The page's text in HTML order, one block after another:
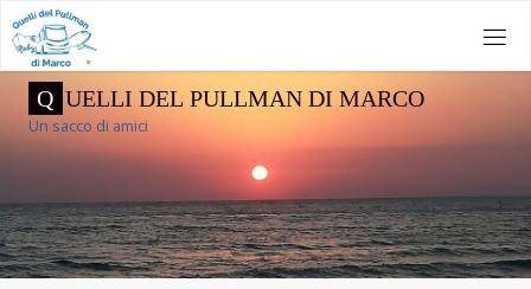
Salta
contenuto
Q UELLI DEL PULLMAN DI MARCO
Un sacco di amici